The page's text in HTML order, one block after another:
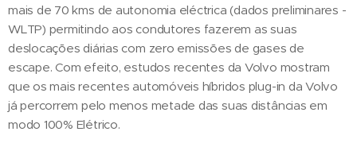
mais de 70 kms de autonomia eléctrica (dados preliminares -
WLTP) permitindo aos condutores fazerem as suas
deslocações diárias com zero emissões de gases de
escape. Com efeito, estudos recentes da Volvo mostram
que os mais recentes automóveis híbridos plug-in da Volvo
já percorrem pelo menos metade das suas distâncias em
modo 100% Elétrico.